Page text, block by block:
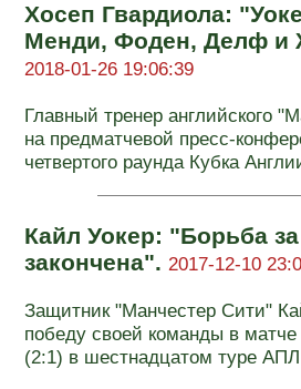
Хосеп Гвардиола:
Менди, Фоден, Делф и
2018-01-26 19:06:39
Главный тренер английского
на предматчевой пресс-
четвертого раунда Кубка
Кайл Уокер: "Борьба
закончена". 2017-12-10
Защитник "Манчестер Сити"
победу своей команды в
(2:1) в шестнадцатом туре